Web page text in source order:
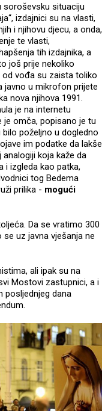
soroševsku situaciju
izdajnici su na vlasti,
i njihovu djecu, a onda,
te vlasti,
tih izdajnika, a
još prije nekoliko
od vođa su zaista toliko
javno u mikrofon prijete
nova njihova 1991.
je na internetu
je omča, popisano je tu
poželjno u dogledno
im podatke da lakše
koja kaže da
i izgleda kao patka,
tog Bedema
prilika - mogući
Da se vratimo 300
uz javna vješanja ne
ali ipak su na
Mostovi zastupnici, a i
posljednjeg dana